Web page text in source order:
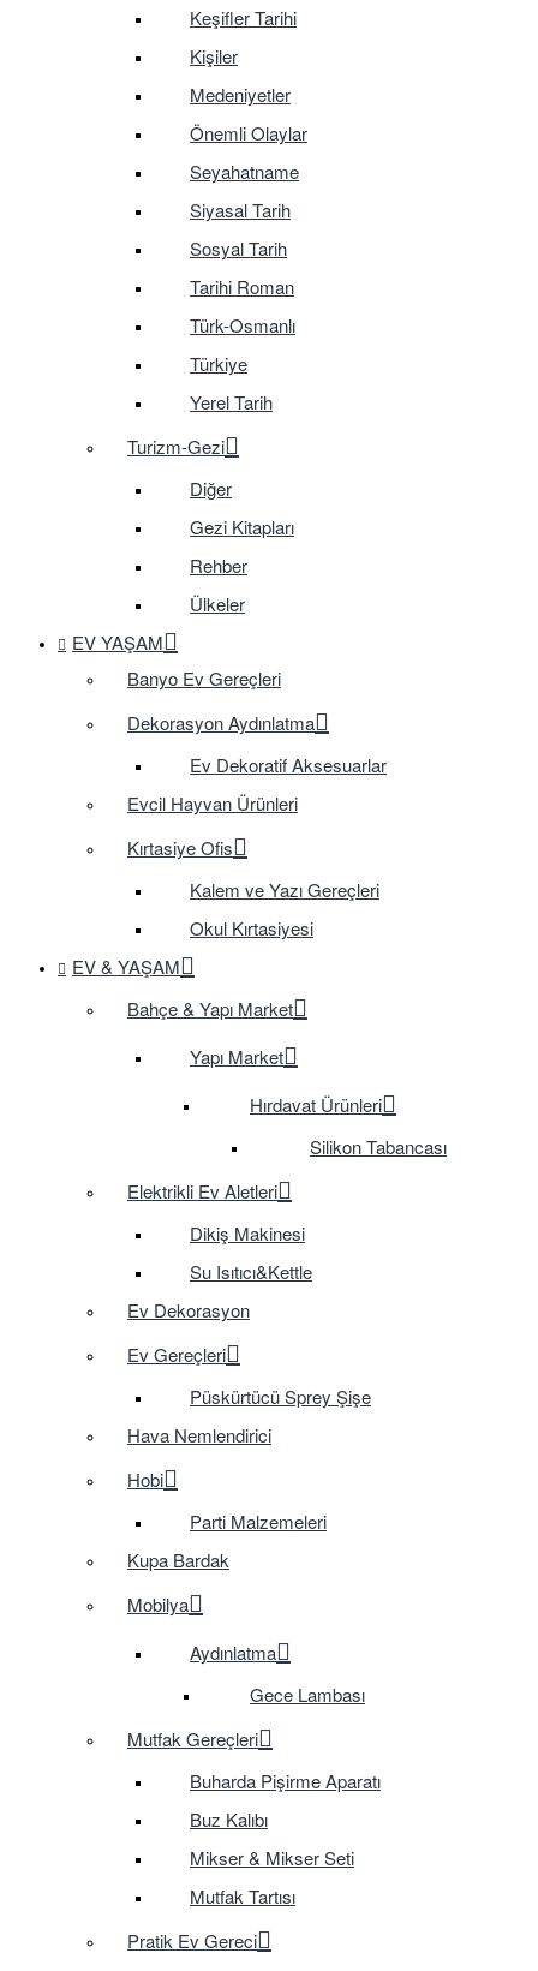
Keşifler Tarihi
Kişiler
Medeniyetler
Önemli Olaylar
Seyahatname
Siyasal Tarih
Sosyal Tarih
Tarihi Roman
Türk-Osmanlı
Türkiye
Yerel Tarih
Turizm-Gezi
Diğer
Gezi Kitapları
Rehber
Ülkeler
EV YAŞAM
Banyo Ev Gereçleri
Dekorasyon Aydınlatma
Ev Dekoratif Aksesuarlar
Evcil Hayvan Ürünleri
Kırtasiye Ofis
Kalem ve Yazı Gereçleri
Okul Kırtasiyesi
EV & YAŞAM
Bahçe & Yapı Market
Yapı Market
Hırdavat Ürünleri
Silikon Tabancası
Elektrikli Ev Aletleri
Dikiş Makinesi
Su Isıtıcı&Kettle
Ev Dekorasyon
Ev Gereçleri
Püskürtücü Sprey Şişe
Hava Nemlendirici
Hobi
Parti Malzemeleri
Kupa Bardak
Mobilya
Aydınlatma
Gece Lambası
Mutfak Gereçleri
Buharda Pişirme Aparatı
Buz Kalıbı
Mikser & Mikser Seti
Mutfak Tartısı
Pratik Ev Gereci